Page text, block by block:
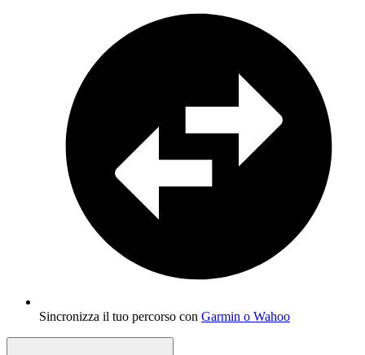
Sincronizza il tuo percorso con Garmin o Wahoo